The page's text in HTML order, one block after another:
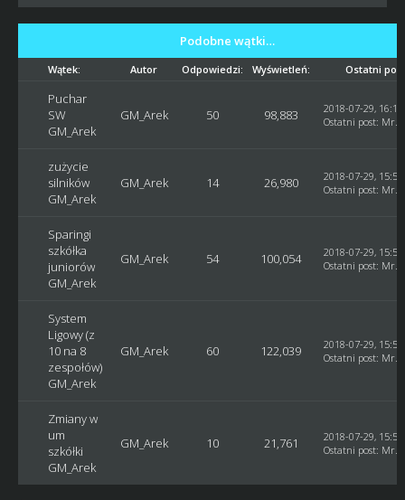
Podobne wątki…
Wątek: Autor Odpowiedzi: Wyświetleń: Ostatni
Puchar
SW
GM_Arek
GM_Arek 50 98,883
2018-07-29,
Ostatni post: Mr.
zużycie
silników
GM_Arek
GM_Arek 14 26,980
2018-07-29,
Ostatni post: Mr.
Sparingi
szkółka
juniorów
GM_Arek
GM_Arek 54 100,054
2018-07-29,
Ostatni post: Mr.
System
Ligowy (z
10 na 8
zespołów)
GM_Arek
GM_Arek 60 122,039
2018-07-29,
Ostatni post: Mr.
Zmiany w
um
szkółki
GM_Arek
GM_Arek 10 21,761
2018-07-29,
Ostatni post: Mr.